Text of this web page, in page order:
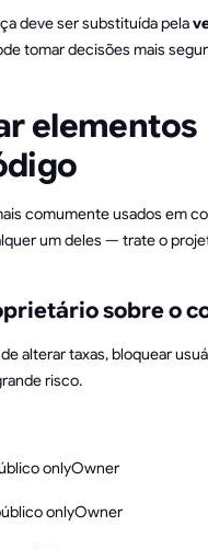
deve ser substituída pela
tomar decisões mais
elementos
comumente usados em
um deles — trate o
sobre o
alterar taxas, bloquear
risco.
onlyOwner
onlyOwner